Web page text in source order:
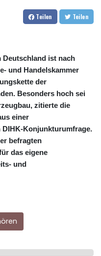
Teilen Teilen
Deutschland ist nach
und Handelskammer
der
Besonders hoch sei
zitierte die
einer
Konjunkturumfrage.
befragten
das eigene
und